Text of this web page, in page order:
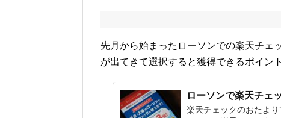
先月から始まったローソンでの楽天チェ
が出てきて選択すると獲得できるポイン
ローソンで楽天チェ
楽天チェックのおたよ